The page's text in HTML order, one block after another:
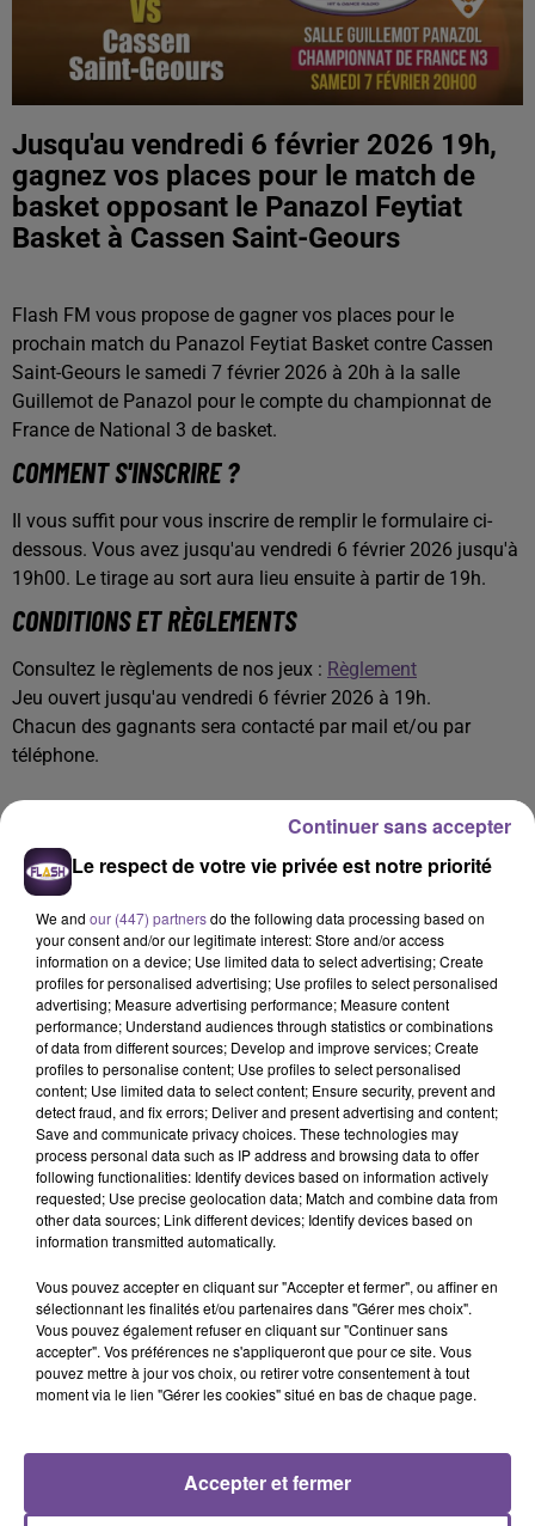
Jusqu'au vendredi 6 février 2026 19h,
gagnez vos places pour le match de
basket opposant le Panazol Feytiat
Basket à Cassen Saint-Geours
Flash FM vous propose de gagner vos places pour le
prochain match du Panazol Feytiat Basket contre Cassen
Saint-Geours le samedi 7 février 2026 à 20h à la salle
Guillemot de Panazol pour le compte du championnat de
France de National 3 de basket.
COMMENT S'INSCRIRE ?
Il vous suffit pour vous inscrire de remplir le formulaire ci-
dessous. Vous avez jusqu'au vendredi 6 février 2026 jusqu'à
19h00. Le tirage au sort aura lieu ensuite à partir de 19h.
CONDITIONS ET RÈGLEMENTS
Consultez le règlements de nos jeux : Règlement
Jeu ouvert jusqu'au vendredi 6 février 2026 à 19h.
Chacun des gagnants sera contacté par mail et/ou par
téléphone.
Le jeu est terminé
A LA UNE
19h13
Champagnac-la-Rivière : appel à témoins de la
gendarmerie
19h02
Une victime forcée de réaliser plusieurs tags vers
11h30
Festival du Mont-Gargan 2026 : six jours de fête
Le respect de votre vie privée est notre priorité
We and our (447) partnersdo the following data processing based on
your consent and/or our legitimate interest: Store and/or access
information on a device; Use limited data to select advertising; Create
profiles for personalised advertising; Use profiles to select personalised
advertising; Measure advertising performance; Measure content
performance; Understand audiences through statistics or combinations
of data from different sources; Develop and improve services; Create
profiles to personalise content; Use profiles to select personalised
content; Use limited data to select content; Ensure security, prevent and
detect fraud, and fix errors; Deliver and present advertising and content;
Save and communicate privacy choices. These technologies may
process personal data such as IP address and browsing data to offer
following functionalities: Identify devices based on information actively
requested; Use precise geolocation data; Match and combine data from
other data sources; Link different devices; Identify devices based on
information transmitted automatically.
Vous pouvez accepter en cliquant sur "Accepter et fermer", ou affiner en
sélectionnant les finalités et/ou partenaires dans "Gérer mes choix".
Vous pouvez également refuser en cliquant sur "Continuer sans
accepter". Vos préférences ne s'appliqueront que pour ce site. Vous
pouvez mettre à jour vos choix, ou retirer votre consentement à tout
moment via le lien "Gérer les cookies" situé en bas de chaque page.
Accepter et fermer
Continuer sans accepter